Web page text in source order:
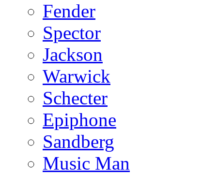
Fender
Spector
Jackson
Warwick
Schecter
Epiphone
Sandberg
Music Man